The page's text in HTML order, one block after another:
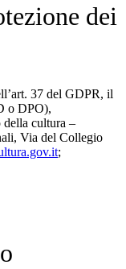
dei
37 del GDPR, il
o DPO),
cultura –
Via del Collegio
;